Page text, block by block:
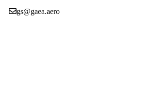
gs@gaea.aero